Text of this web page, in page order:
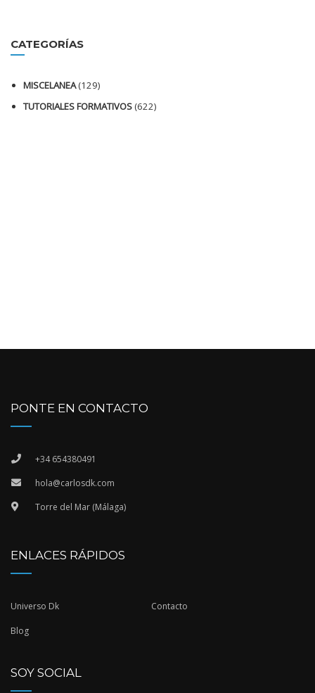
CATEGORÍAS
MISCELANEA(129)
TUTORIALES FORMATIVOS(622)
PONTE EN CONTACTO
+34 654380491
hola@carlosdk.com
Torre del Mar (Málaga)
ENLACES RÁPIDOS
Universo Dk Contacto
Blog
SOY SOCIAL